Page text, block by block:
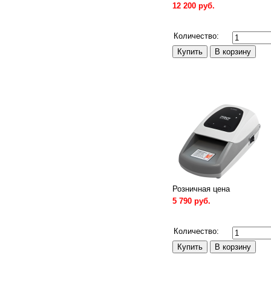
12 200 руб.
Количество:
Розничная цена
5 790 руб.
Количество: